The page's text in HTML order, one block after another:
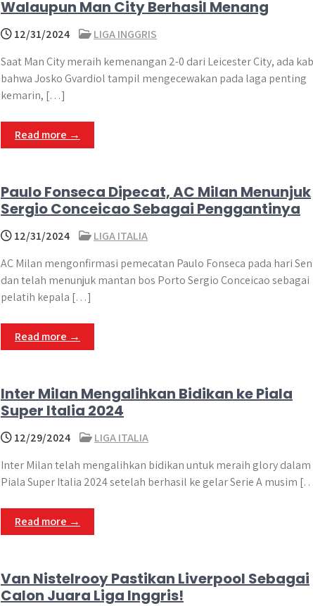
Walaupun Man City Berhasil Menang
12/31/2024
LIGA INGGRIS
Saat Man City meraih kemenangan 2-0 dari Leicester City, ada
bahwa Josko Gvardiol tampil mengecewakan pada laga penting
kemarin, […]
Read more →
Paulo Fonseca Dipecat, AC Milan Menunjuk
Sergio Conceicao Sebagai Penggantinya
12/31/2024
LIGA ITALIA
AC Milan mengonfirmasi pemecatan Paulo Fonseca pada hari
dan telah menunjuk mantan bos Porto Sergio Conceicao sebagai
pelatih kepala […]
Read more →
Inter Milan Mengalihkan Bidikan ke Piala
Super Italia 2024
12/29/2024
LIGA ITALIA
Inter Milan telah mengalihkan bidikan untuk meraih glory dalam
Piala Super Italia 2024 setelah berhasil ke gelar Serie A musim
Read more →
Van Nistelrooy Pastikan Liverpool Sebagai
Calon Juara Liga Inggris!